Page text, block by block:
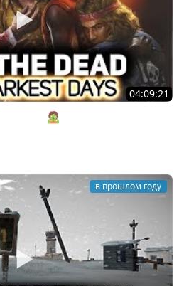
04:09:21
игру? 🧟 Into the Dead Our
в прошлом году